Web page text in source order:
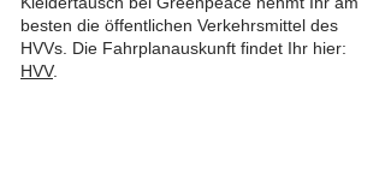
besten die öffentlichen Verkehrsmittel des
HVVs. Die Fahrplanauskunft findet Ihr hier:
HVV.